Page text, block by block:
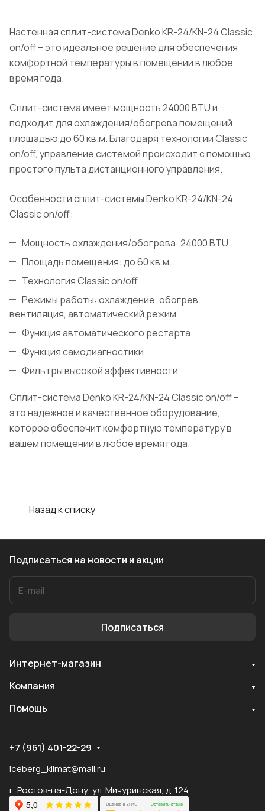
Настенная сплит-система Denko KR-24/KN-24 Classic
on/off – это идеальное решение для обеспечения
комфортной температуры в помещении в любое
время года.
Сплит-система имеет мощность 24000 BTU и
подходит для охлаждения/обогрева помещений
площадью до 60 кв.м. Благодаря технологии Classic
on/off, управление системой происходит с помощью
простого пульта дистанционного управления.
Особенности сплит-системы Denko KR-24/KN-24
Classic on/off:
Мощность охлаждения/обогрева: 24000 BTU
Площадь помещения: до 60 кв.м.
Технология Classic on/off
Режимы работы: охлаждение, обогрев,
вентиляция, автоматический режим
Функция автоматического рестарта
Функция самодиагностики
Фильтры высокой эффективности
Сплит-система Denko KR-24/KN-24 Classic on/off –
это надежное и качественное оборудование,
которое обеспечит комфортную температуру в
вашем помещении в любое время года.
Назад к списку
Подписаться на новости и акции
Подписаться
Интернет-магазин
Компания
Помощь
+7 (961) 401-22-29
iceberg_klimat@mail.ru
г. Ростов-на-Дону, ул. Мичуринская, д. 124